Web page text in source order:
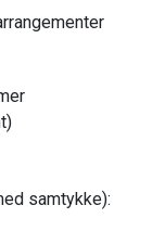
samtykke):